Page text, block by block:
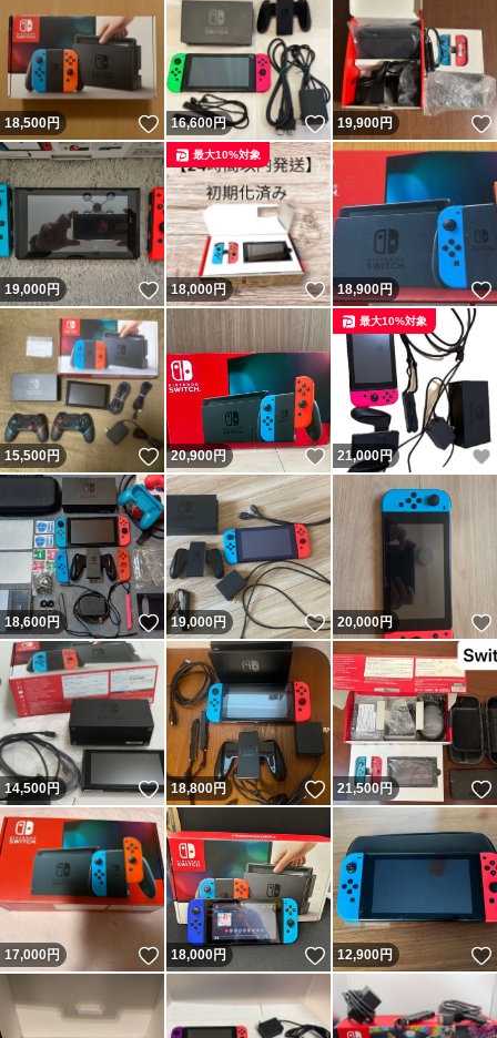
18,500円 いいね！
16,600円 いいね！
19,900円
19,000円 いいね！
18,000円 いいね！
最大10%対象
18,900円
15,500円 いいね！
20,900円 いいね！
21,000円
最大10%対象
18,600円 いいね！
19,000円 いいね！
20,000円
14,500円 いいね！
18,800円 いいね！
21,500円
17,000円 いいね！
18,000円 いいね！
12,900円